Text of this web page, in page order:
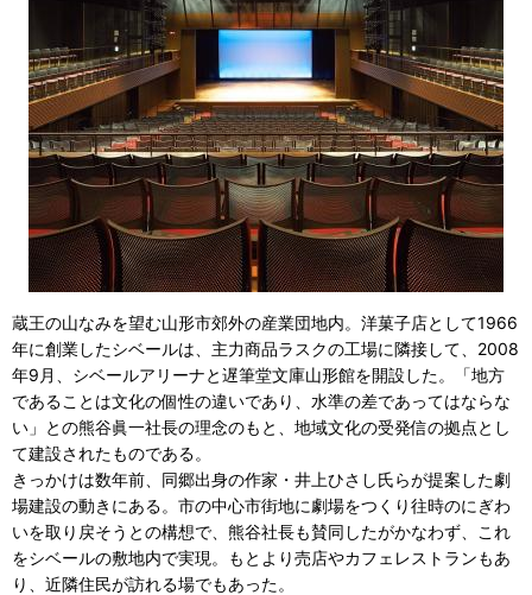
蔵王の山なみを望む山形市郊外の産業団地内。洋菓子店として1966
年に創業したシベールは、主力商品ラスクの工場に隣接して、2008
年9月、シベールアリーナと遅筆堂文庫山形館を開設した。「地方
であることは文化の個性の違いであり、水準の差であってはならな
い」との熊谷眞一社長の理念のもと、地域文化の受発信の拠点とし
て建設されたものである。
きっかけは数年前、同郷出身の作家・井上ひさし氏らが提案した劇
場建設の動きにある。市の中心市街地に劇場をつくり往時のにぎわ
いを取り戻そうとの構想で、熊谷社長も賛同したがかなわず、これ
をシベールの敷地内で実現。もとより売店やカフェレストランもあ
り、近隣住民が訪れる場でもあった。